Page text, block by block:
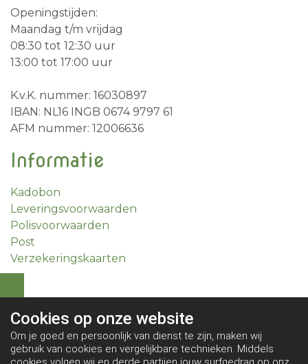
Openingstijden:
Maandag t/m vrijdag
08:30 tot 12:30 uur
13:00 tot 17:00 uur
K.v.K. nummer: 16030897
IBAN: NL16 INGB 0674 9797 61
AFM nummer: 12006636
Informatie
Kadobon
Leveringsvoorwaarden
Polisvoorwaarden
Post
Verzekeringskaarten
Cookies op onze website
Om je goed en persoonlijk van dienst te zijn, maken wij
gebruik van cookies en vergelijkbare technieken. Middels